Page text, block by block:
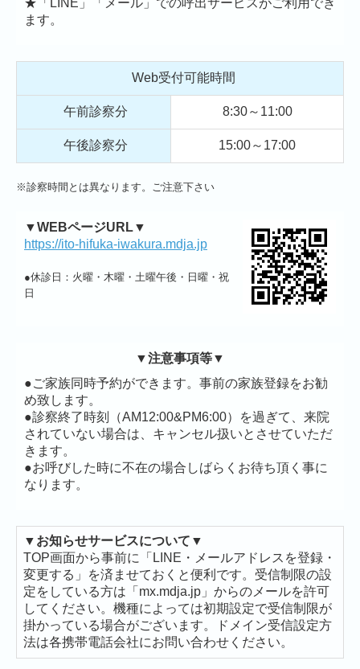
★「LINE」「メール」での呼出サービスがご利用でき
ます。
Web受付可能時間
午前診察分 8:30～11:00
午後診察分 15:00～17:00
※診察時間とは異なります。ご注意下さい
▼WEBページURL▼
https://ito-hifuka-iwakura.mdja.jp
●休診日：火曜・木曜・土曜午後・日曜・祝
日
▼注意事項等▼
●ご家族同時予約ができます。事前の家族登録をお勧
め致します。
●診察終了時刻（AM12:00&PM6:00）を過ぎて、来院
されていない場合は、キャンセル扱いとさせていただ
きます。
●お呼びした時に不在の場合しばらくお待ち頂く事に
なります。
▼お知らせサービスについて▼
TOP画面から事前に「LINE・メールアドレスを登録・
変更する」を済ませておくと便利です。受信制限の設
定をしている方は「mx.mdja.jp」からのメールを許可
してください。機種によっては初期設定で受信制限が
掛かっている場合がございます。ドメイン受信設定方
法は各携帯電話会社にお問い合わせください。